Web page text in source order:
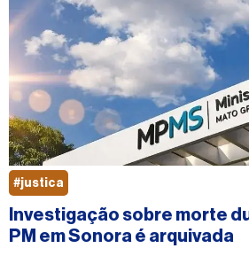
Investigação sobre morte
PM em Sonora é arquivada
#justica